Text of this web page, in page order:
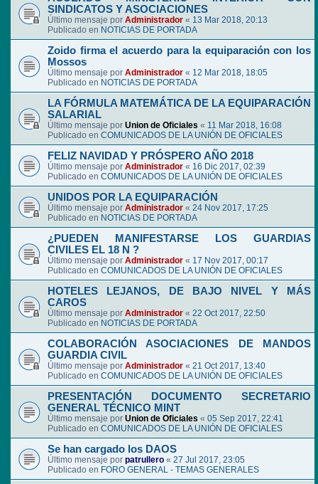
SINDICATOS Y ASOCIACIONES
Último mensaje por Administrador « 13 Mar 2018, 20:13
Publicado en NOTICIAS DE PORTADA
Zoido firma el acuerdo para la equiparación con los
Mossos
Último mensaje por Administrador « 12 Mar 2018, 18:05
Publicado en NOTICIAS DE PORTADA
LA FÓRMULA MATEMÁTICA DE LA EQUIPARACIÓN
SALARIAL
Último mensaje por Union de Oficiales « 11 Mar 2018, 16:08
Publicado en COMUNICADOS DE LA UNIÓN DE OFICIALES
FELIZ NAVIDAD Y PRÓSPERO AÑO 2018
Último mensaje por Administrador « 16 Dic 2017, 02:39
Publicado en COMUNICADOS DE LA UNIÓN DE OFICIALES
UNIDOS POR LA EQUIPARACIÓN
Último mensaje por Administrador « 24 Nov 2017, 17:25
Publicado en NOTICIAS DE PORTADA
¿PUEDEN MANIFESTARSE LOS GUARDIAS
CIVILES EL 18 N ?
Último mensaje por Administrador « 17 Nov 2017, 00:17
Publicado en COMUNICADOS DE LA UNIÓN DE OFICIALES
HOTELES LEJANOS, DE BAJO NIVEL Y MÁS
CAROS
Último mensaje por Administrador « 22 Oct 2017, 22:50
Publicado en NOTICIAS DE PORTADA
COLABORACIÓN ASOCIACIONES DE MANDOS
GUARDIA CIVIL
Último mensaje por Administrador « 21 Oct 2017, 13:40
Publicado en COMUNICADOS DE LA UNIÓN DE OFICIALES
PRESENTACIÓN DOCUMENTO SECRETARIO
GENERAL TÉCNICO MINT
Último mensaje por Union de Oficiales « 05 Sep 2017, 22:41
Publicado en COMUNICADOS DE LA UNIÓN DE OFICIALES
Se han cargado los DAOS
Último mensaje por patrullero « 27 Jul 2017, 23:05
Publicado en FORO GENERAL - TEMAS GENERALES